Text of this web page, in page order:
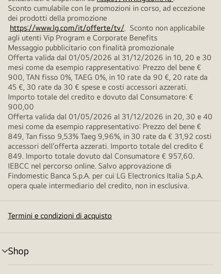
Sconto cumulabile con le promozioni in corso, ad eccezione
dei prodotti della promozione
https://www.lg.com/it/offerte/tv/. Sconto non applicabile
agli utenti Vip Program e Corporate Benefits
Messaggio pubblicitario con finalità promozionale
Offerta valida dal 01/05/2026 al 31/12/2026 in 10, 20 e 30
mesi come da esempio rappresentativo: Prezzo del bene €
900, TAN fisso 0%, TAEG 0%, in 10 rate da 90 €, 20 rate da
45 €, 30 rate da 30 € spese e costi accessori azzerati.
Importo totale del credito e dovuto dal Consumatore: €
900,00
Offerta valida dal 01/05/2026 al 31/12/2026 in 20, 30 e 40
mesi come da esempio rappresentativo: Prezzo del bene €
849, Tan fisso 9,53% Taeg 9,96%, in 30 rate da € 31,92 costi
accessori dell’offerta azzerati. Importo totale del credito €
849. Importo totale dovuto dal Consumatore € 957,60.
IEBCC nel percorso online. Salvo approvazione di
Findomestic Banca S.p.A. per cui LG Electronics Italia S.p.A.
opera quale intermediario del credito, non in esclusiva.
Termini e condizioni di acquisto
Shop
Attivazione
menu